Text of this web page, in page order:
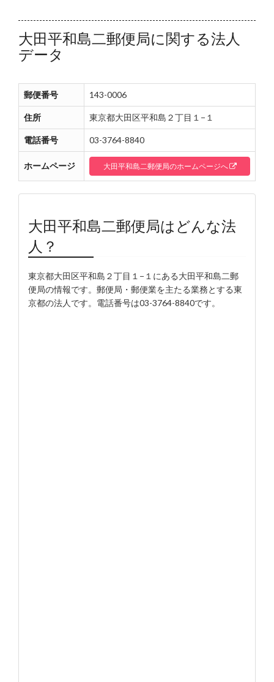
大田平和島二郵便局に関する法人
データ
郵便番号 143-0006
住所 東京都大田区平和島２丁目１−１
電話番号 03-3764-8840
ホームページ 大田平和島二郵便局のホームページへ
大田平和島二郵便局はどんな法
人？
東京都大田区平和島２丁目１−１にある大田平和島二郵
便局の情報です。郵便局・郵便業を主たる業務とする東
京都の法人です。電話番号は03-3764-8840です。